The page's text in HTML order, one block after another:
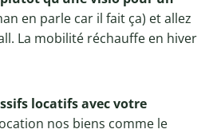
en parle car il fait ça) et allez
La mobilité réchauffe en hiver
locatifs avec votre
nos biens comme le